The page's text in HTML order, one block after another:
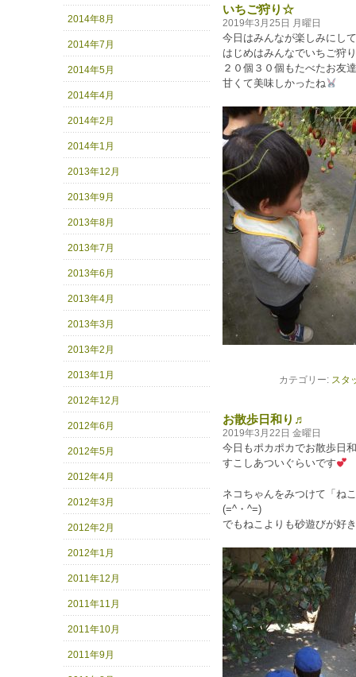
2014年8月
2014年7月
2014年5月
2014年4月
2014年2月
2014年1月
2013年12月
2013年9月
2013年8月
2013年7月
2013年6月
2013年4月
2013年3月
2013年2月
2013年1月
2012年12月
2012年6月
2012年5月
2012年4月
2012年3月
2012年2月
2012年1月
2011年12月
2011年11月
2011年10月
2011年9月
いちご狩り☆
2019年3月25日 月曜日
今日はみんなが楽しみにし
はじめはみんなでいちご狩り
２０個３０個もたべたお友
甘くて美味しかったね
カテゴリー: スタ
お散歩日和り♬
2019年3月22日 金曜日
今日もポカポカでお散歩日
すこしあついぐらいです
ネコちゃんをみつけて「ね
(=^・^=)
でもねこよりも砂遊びが好